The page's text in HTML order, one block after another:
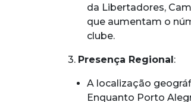
da Libertadores,
que aumentam o
clube.
3. Presença Regional :
A localização
Enquanto Porto